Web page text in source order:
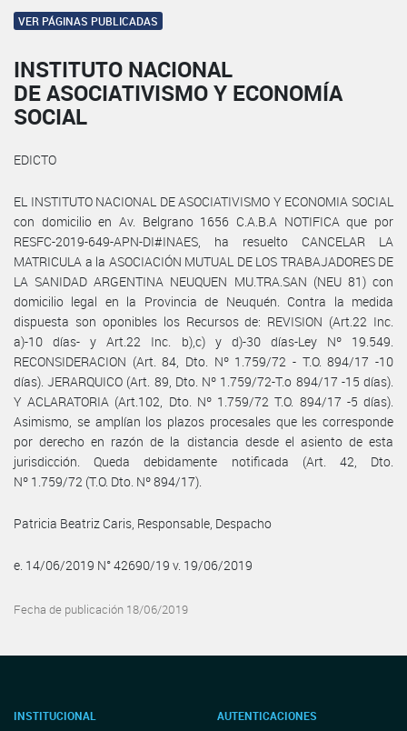
VER PÁGINAS PUBLICADAS
INSTITUTO NACIONAL
DE ASOCIATIVISMO Y ECONOMÍA
SOCIAL
EDICTO
EL INSTITUTO NACIONAL DE ASOCIATIVISMO Y ECONOMIA SOCIAL
con domicilio en Av. Belgrano 1656 C.A.B.A NOTIFICA que por
RESFC-2019-649-APN-DI#INAES, ha resuelto CANCELAR LA
MATRICULA a la ASOCIACIÓN MUTUAL DE LOS TRABAJADORES DE
LA SANIDAD ARGENTINA NEUQUEN MU.TRA.SAN (NEU 81) con
domicilio legal en la Provincia de Neuquén. Contra la medida
dispuesta son oponibles los Recursos de: REVISION (Art.22 Inc.
a)-10 días- y Art.22 Inc. b),c) y d)-30 días-Ley Nº 19.549.
RECONSIDERACION (Art. 84, Dto. Nº 1.759/72 - T.O. 894/17 -10
días). JERARQUICO (Art. 89, Dto. Nº 1.759/72-T.o 894/17 -15 días).
Y ACLARATORIA (Art.102, Dto. Nº 1.759/72 T.O. 894/17 -5 días).
Asimismo, se amplían los plazos procesales que les corresponde
por derecho en razón de la distancia desde el asiento de esta
jurisdicción. Queda debidamente notificada (Art. 42, Dto.
Nº 1.759/72 (T.O. Dto. Nº 894/17).
Patricia Beatriz Caris, Responsable, Despacho
e. 14/06/2019 N° 42690/19 v. 19/06/2019
Fecha de publicación 18/06/2019
INSTITUCIONAL AUTENTICACIONES